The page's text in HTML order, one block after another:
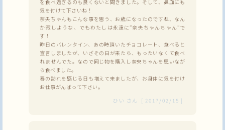
を食べ過ぎるのも良くないと聞きました。そして、鼻血にも
気を付けて下さいね！
奈央ちゃんもこんな事を思う、お歳になったのですね、なん
か寂しような、でもわたしは永遠に”奈央ちゃんちゃん”で
す！
昨日のバレンタイン、あの時頂いたチョコレート、食べると
宣言しましたが、いざその日が来たら、もったいなくて食べ
れませんでた。なので同じ物を購入し奈央ちゃんを思いなが
ら食べました。
春の訪れを感じる日も増えて来ましたが、お身体に気を付け
お仕事がんばって下さい。
ひい さん [ 2017/02/15 ]